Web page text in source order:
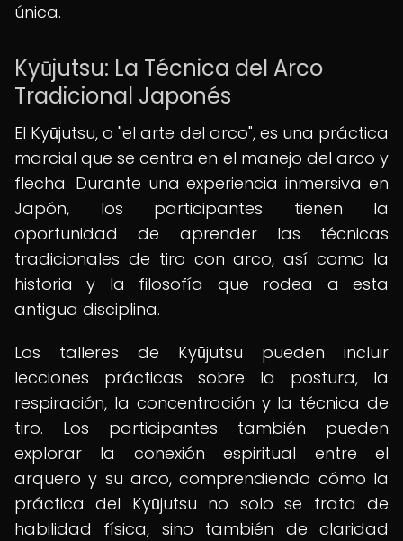
única.
Kyūjutsu: La Técnica del Arco
Tradicional Japonés
El Kyūjutsu, o "el arte del arco", es una práctica
marcial que se centra en el manejo del arco y
flecha. Durante una experiencia inmersiva en
Japón, los participantes tienen la
oportunidad de aprender las técnicas
tradicionales de tiro con arco, así como la
historia y la filosofía que rodea a esta
antigua disciplina.
Los talleres de Kyūjutsu pueden incluir
lecciones prácticas sobre la postura, la
respiración, la concentración y la técnica de
tiro. Los participantes también pueden
explorar la conexión espiritual entre el
arquero y su arco, comprendiendo cómo la
práctica del Kyūjutsu no solo se trata de
habilidad física, sino también de claridad